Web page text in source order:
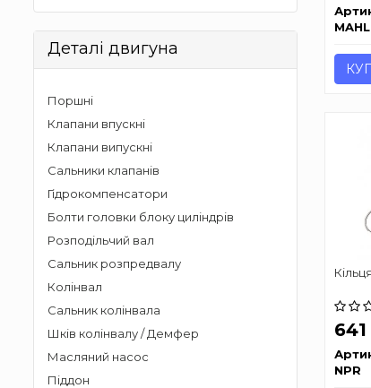
Деталі двигуна
Поршні
Клапани впускні
Клапани випускні
Сальники клапанів
Гідрокомпенсатори
Болти головки блоку циліндрів
Розподільчий вал
Сальник розпредвалу
Колінвал
Сальник колінвала
Шків колінвалу / Демфер
Масляний насос
Піддон
641
NPR